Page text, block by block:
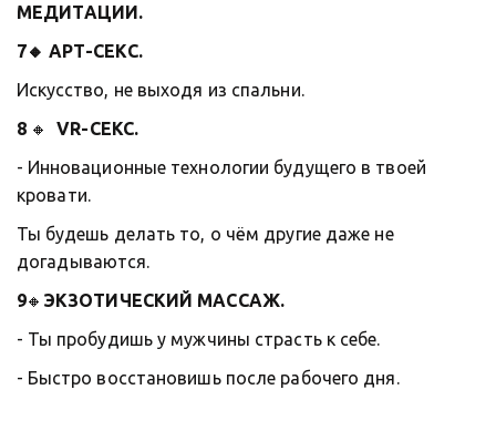
МЕДИТАЦИИ.
7🔸 АРТ-СЕКС.
Искусство, не выходя из спальни.
8 🔸 VR-СЕКС.
- Инновационные технологии будущего в твоей
кровати.
Ты будешь делать то, о чём другие даже не
догадываются.
9🔸 ЭКЗОТИЧЕСКИЙ МАССАЖ.
- Ты пробудишь у мужчины страсть к себе.
- Быстро восстановишь после рабочего дня.